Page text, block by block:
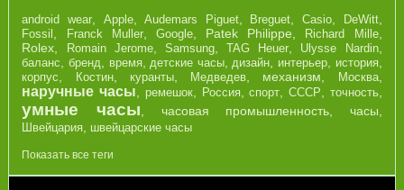
android wear, Apple,Audemars Piguet, Breguet,Casio, DeWitt,
Fossil , Franck Muller, Google, Patek Philippe, Richard Mille,
Rolex, Romain Jerome, Samsung,TAG Heuer, Ulysse Nardin,
баланс, бренд, время,детские часы,дизайн, интерьер, история,
корпус, Костин, куранты, Медведев, механизм, Москва,
наручные часы, ремешок, Россия,спорт, СССР, точность,
умные часы, часовая промышленность, часы,
Швейцария, швейцарские часы
Показать все теги